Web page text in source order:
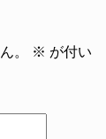
。 ※ が付い